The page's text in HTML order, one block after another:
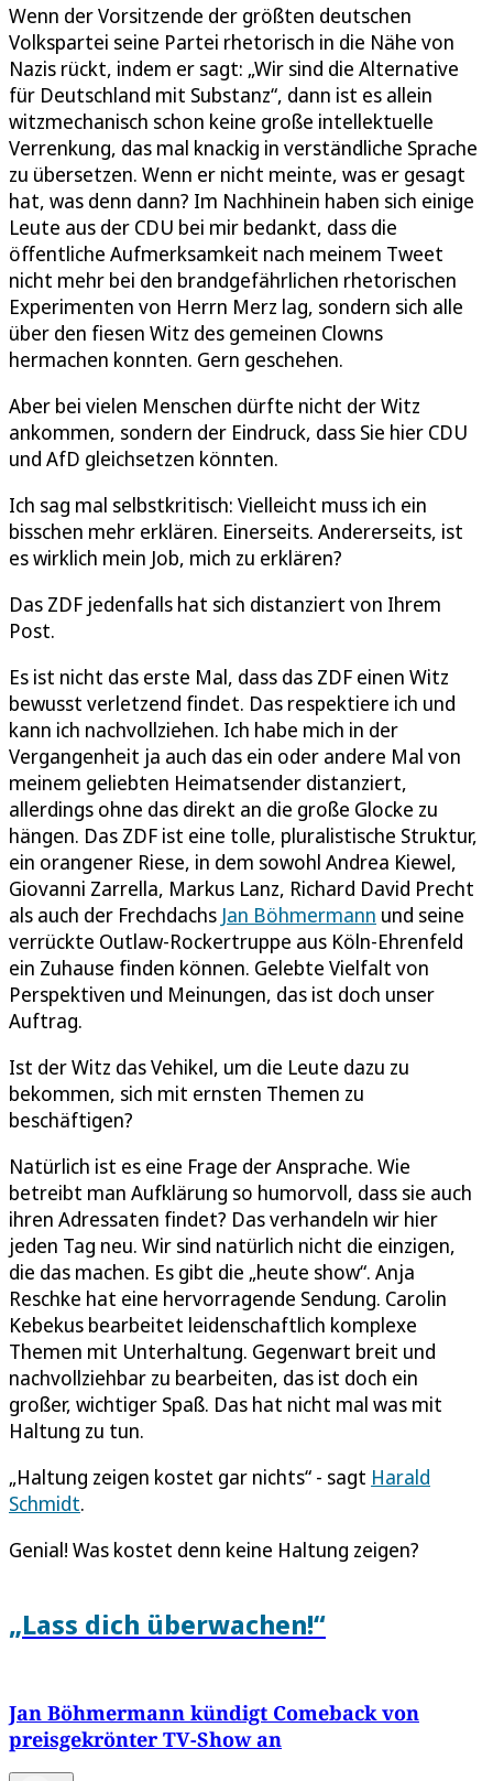
Wenn der Vorsitzende der größten deutschen
Volkspartei seine Partei rhetorisch in die Nähe von
Nazis rückt, indem er sagt: „Wir sind die Alternative
für Deutschland mit Substanz“, dann ist es allein
witzmechanisch schon keine große intellektuelle
Verrenkung, das mal knackig in verständliche Sprache
zu übersetzen. Wenn er nicht meinte, was er gesagt
hat, was denn dann? Im Nachhinein haben sich einige
Leute aus der CDU bei mir bedankt, dass die
öffentliche Aufmerksamkeit nach meinem Tweet
nicht mehr bei den brandgefährlichen rhetorischen
Experimenten von Herrn Merz lag, sondern sich alle
über den fiesen Witz des gemeinen Clowns
hermachen konnten. Gern geschehen.
Aber bei vielen Menschen dürfte nicht der Witz
ankommen, sondern der Eindruck, dass Sie hier CDU
und AfD gleichsetzen könnten.
Ich sag mal selbstkritisch: Vielleicht muss ich ein
bisschen mehr erklären. Einerseits. Andererseits, ist
es wirklich mein Job, mich zu erklären?
Das ZDF jedenfalls hat sich distanziert von Ihrem
Post.
Es ist nicht das erste Mal, dass das ZDF einen Witz
bewusst verletzend findet. Das respektiere ich und
kann ich nachvollziehen. Ich habe mich in der
Vergangenheit ja auch das ein oder andere Mal von
meinem geliebten Heimatsender distanziert,
allerdings ohne das direkt an die große Glocke zu
hängen. Das ZDF ist eine tolle, pluralistische Struktur,
ein orangener Riese, in dem sowohl Andrea Kiewel,
Giovanni Zarrella, Markus Lanz, Richard David Precht
als auch der Frechdachs Jan Böhmermann und seine
verrückte Outlaw-Rockertruppe aus Köln-Ehrenfeld
ein Zuhause finden können. Gelebte Vielfalt von
Perspektiven und Meinungen, das ist doch unser
Auftrag.
Ist der Witz das Vehikel, um die Leute dazu zu
bekommen, sich mit ernsten Themen zu
beschäftigen?
Natürlich ist es eine Frage der Ansprache. Wie
betreibt man Aufklärung so humorvoll, dass sie auch
ihren Adressaten findet? Das verhandeln wir hier
jeden Tag neu. Wir sind natürlich nicht die einzigen,
die das machen. Es gibt die „heute show“. Anja
Reschke hat eine hervorragende Sendung. Carolin
Kebekus bearbeitet leidenschaftlich komplexe
Themen mit Unterhaltung. Gegenwart breit und
nachvollziehbar zu bearbeiten, das ist doch ein
großer, wichtiger Spaß. Das hat nicht mal was mit
Haltung zu tun.
„Haltung zeigen kostet gar nichts“ - sagt Harald
Schmidt.
Genial! Was kostet denn keine Haltung zeigen?
„Lass dich überwachen!“
Jan Böhmermann kündigt Comeback von
preisgekrönter TV-Show an